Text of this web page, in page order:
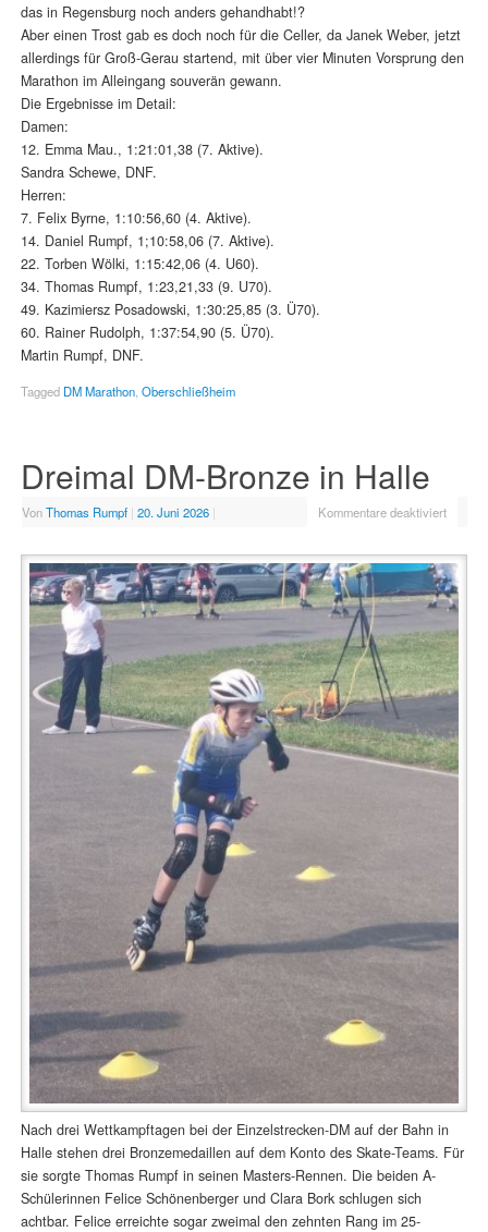
das in Regensburg noch anders gehandhabt!?
Aber einen Trost gab es doch noch für die Celler, da Janek Weber, jetzt
allerdings für Groß-Gerau startend, mit über vier Minuten Vorsprung den
Marathon im Alleingang souverän gewann.
Die Ergebnisse im Detail:
Damen:
12. Emma Mau., 1:21:01,38 (7. Aktive).
Sandra Schewe, DNF.
Herren:
7. Felix Byrne, 1:10:56,60 (4. Aktive).
14. Daniel Rumpf, 1;10:58,06 (7. Aktive).
22. Torben Wölki, 1:15:42,06 (4. U60).
34. Thomas Rumpf, 1:23,21,33 (9. U70).
49. Kazimiersz Posadowski, 1:30:25,85 (3. Ü70).
60. Rainer Rudolph, 1:37:54,90 (5. Ü70).
Martin Rumpf, DNF.
Tagged DM Marathon, Oberschließheim
Dreimal DM-Bronze in Halle
VonThomas Rumpf | 20. Juni 2026 | Kommentare deaktiviert
Nach drei Wettkampftagen bei der Einzelstrecken-DM auf der Bahn in
Halle stehen drei Bronzemedaillen auf dem Konto des Skate-Teams. Für
sie sorgte Thomas Rumpf in seinen Masters-Rennen. Die beiden A-
Schülerinnen Felice Schönenberger und Clara Bork schlugen sich
achtbar. Felice erreichte sogar zweimal den zehnten Rang im 25-